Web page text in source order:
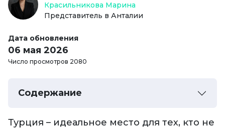
Красильникова Марина
Представитель в Анталии
Дата обновления
06 мая 2026
Число просмотров 2080
Содержание
​Турция – идеальное место для тех, кто не